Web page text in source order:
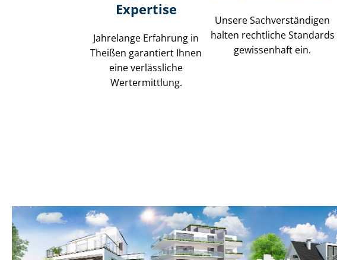
Expertise
Jahrelange Erfahrung in
Theißen garantiert Ihnen
eine verlässliche
Wertermittlung.
Unsere Sach­ver­stän­di­gen
halten rechtliche Standards
gewissenhaft ein.